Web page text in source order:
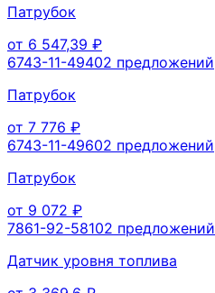
Патрубок
от 6 547,39 ₽
6743-11-49402 предложений
Патрубок
от 7 776 ₽
6743-11-49602 предложений
Патрубок
от 9 072 ₽
7861-92-58102 предложений
Датчик уровня топлива